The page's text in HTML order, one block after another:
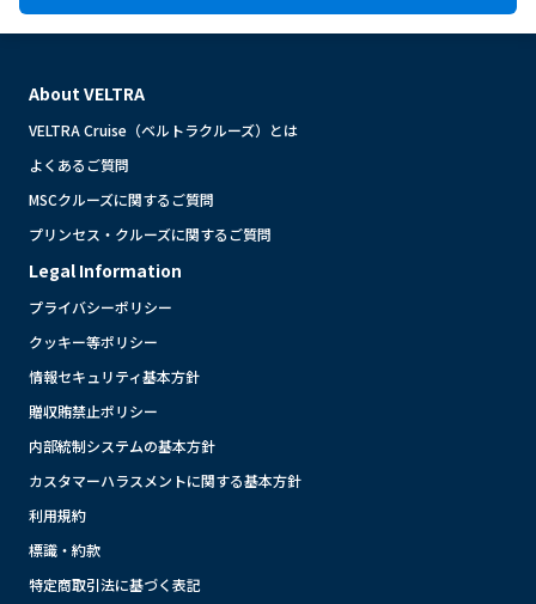
About VELTRA
VELTRA Cruise（ベルトラクルーズ）とは
よくあるご質問
MSCクルーズに関するご質問
プリンセス・クルーズに関するご質問
Legal Information
プライバシーポリシー
クッキー等ポリシー
情報セキュリティ基本方針
贈収賄禁止ポリシー
内部統制システムの基本方針
カスタマーハラスメントに関する基本方針
利用規約
標識・約款
特定商取引法に基づく表記